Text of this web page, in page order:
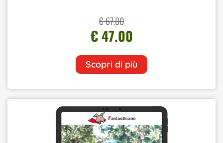
€ 67.00
€ 47.00
Scopri di più